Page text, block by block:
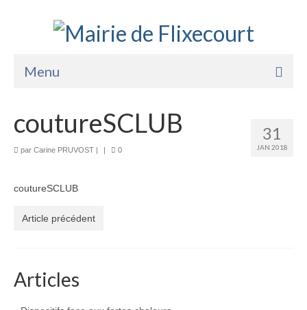
Menu
La Mairie
Services
Enfance Jeunesse
31
JAN 2018
coutureSCLUB
par Carine PRUVOST | | 0
coutureSCLUB
Article précédent
Articles